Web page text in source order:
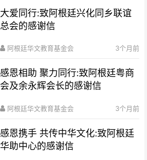
大爱同行:致阿根廷兴化同乡联谊
总会的感谢信
阿根廷华文教育基金会 3个月前
感恩相助 聚力同行:致阿根廷粤商
会及余永辉会长的感谢信
阿根廷华文教育基金会 3个月前
感恩携手 共传中华文化:致阿根廷
华助中心的感谢信